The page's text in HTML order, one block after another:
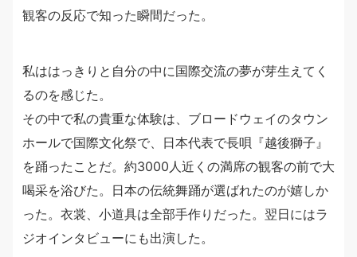
観客の反応で知った瞬間だった。
私ははっきりと自分の中に国際交流の夢が芽生えてく
るのを感じた。
その中で私の貴重な体験は、ブロードウェイのタウン
ホールで国際文化祭で、日本代表で長唄『越後獅子』
を踊ったことだ。約3000人近くの満席の観客の前で大
喝采を浴びた。日本の伝統舞踊が選ばれたのが嬉しか
った。衣裳、小道具は全部手作りだった。翌日にはラ
ジオインタビューにも出演した。